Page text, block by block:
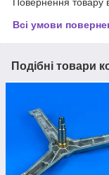
Всі умови
Подібні товари